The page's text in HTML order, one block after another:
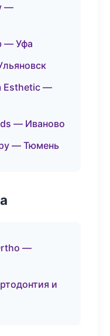
—
— Уфа
Esthetic —
— Иваново
— Тюмень
—
и